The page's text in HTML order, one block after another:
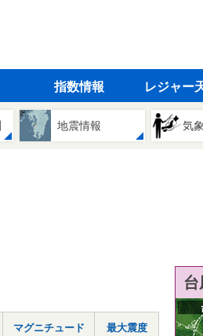
指数情報 レジャー
地震情報 気
マグニチュード 最大震度